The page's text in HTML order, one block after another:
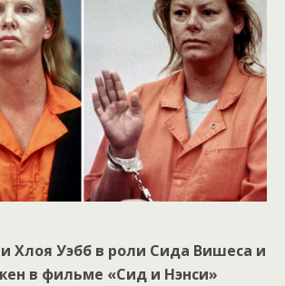
Хлоя Уэбб в роли Сида Вишеса и
в фильме «Сид и Нэнси»